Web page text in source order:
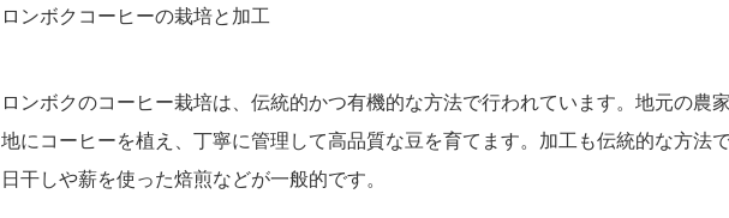
ロンボクコーヒーの栽培と加工
ロンボクのコーヒー栽培は、伝統的かつ有機的な方法で行われています。地元の農
地にコーヒーを植え、丁寧に管理して高品質な豆を育てます。加工も伝統的な方法
日干しや薪を使った焙煎などが一般的です。